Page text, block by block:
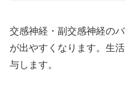
交感神経・副交感神経の
が出やすくなります。生
与します。